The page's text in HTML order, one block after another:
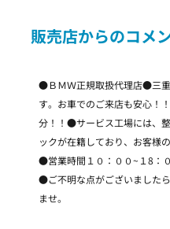
販売店からのコメ
●ＢＭＷ正規取扱代理店●三
す。お車でのご来店も安心！
分！！●サービス工場には、
ックが在籍しており、お客様
●営業時間１０：００~１8：
●ご不明な点がございました
ませ。